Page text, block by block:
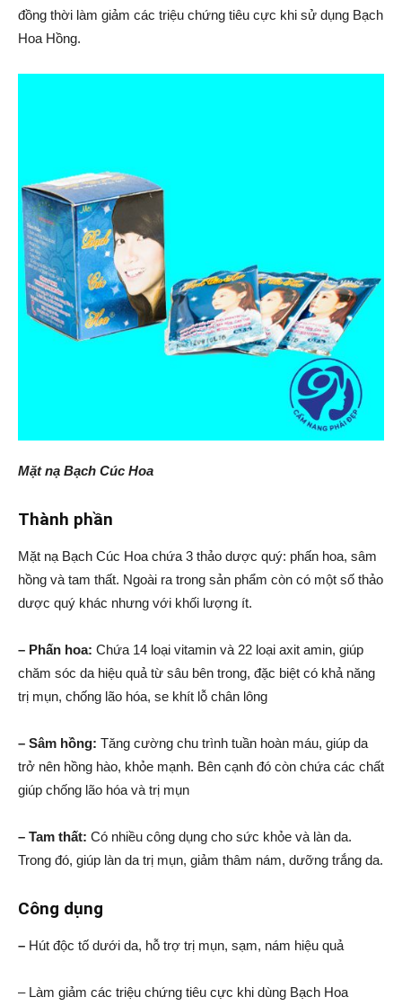
đồng thời làm giảm các triệu chứng tiêu cực khi sử dụng Bạch
Hoa Hồng.
Mặt nạ Bạch Cúc Hoa
Thành phần
Mặt nạ Bạch Cúc Hoa chứa 3 thảo dược quý: phấn hoa, sâm
hồng và tam thất. Ngoài ra trong sản phẩm còn có một số thảo
dược quý khác nhưng với khối lượng ít.
– Phấn hoa: Chứa 14 loại vitamin và 22 loại axit amin, giúp
chăm sóc da hiệu quả từ sâu bên trong, đặc biệt có khả năng
trị mụn, chống lão hóa, se khít lỗ chân lông
– Sâm hồng: Tăng cường chu trình tuần hoàn máu, giúp da
trở nên hồng hào, khỏe mạnh. Bên cạnh đó còn chứa các chất
giúp chống lão hóa và trị mụn
– Tam thất: Có nhiều công dụng cho sức khỏe và làn da.
Trong đó, giúp làn da trị mụn, giảm thâm nám, dưỡng trắng da.
Công dụng
– Hút độc tố dưới da, hỗ trợ trị mụn, sạm, nám hiệu quả
– Làm giảm các triệu chứng tiêu cực khi dùng Bạch Hoa